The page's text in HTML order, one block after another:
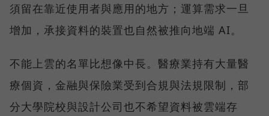
須留在靠近使用者與應用的地方；運算需求一旦
增加，承接資料的裝置也自然被推向地端 AI。
不能上雲的名單比想像中長。醫療業持有大量醫
療個資，金融與保險業受到合規與法規限制，部
分大學院校與設計公司也不希望資料被雲端存